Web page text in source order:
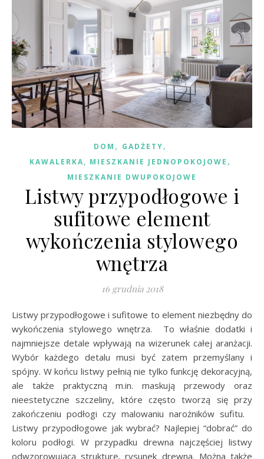
DOM , GADŻETY,
KAWALERKA, MIESZKANIE JEDNOPOKOJOWE ,
MIESZKANIE DWUPOKOJOWE
Listwy przypodłogowe i
sufitowe element
wykończenia stylowego
wnętrza
16 grudnia 2018
Listwy przypodłogowe i sufitowe to element niezbędny do
wykończenia stylowego wnętrza. To właśnie dodatki i
najmniejsze detale wpływają na wizerunek całej aranżacji.
Wybór każdego detalu musi być zatem przemyślany i
spójny. W końcu listwy pełnią nie tylko funkcję dekoracyjną,
ale także praktyczną m.in. maskują przewody oraz
nieestetyczne szczeliny, które często tworzą się przy
zakończeniu podłogi czy malowaniu narożników sufitu.
Listwy przypodłogowe jak wybrać? Najlepiej “dobrać” do
koloru podłogi. W przypadku drewna najczęściej listwy
odwzorowującą strukturę, rysunek drewna. Można także